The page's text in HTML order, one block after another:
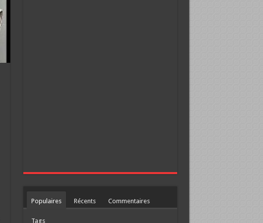
Populaires Récents Commentaires
Tags